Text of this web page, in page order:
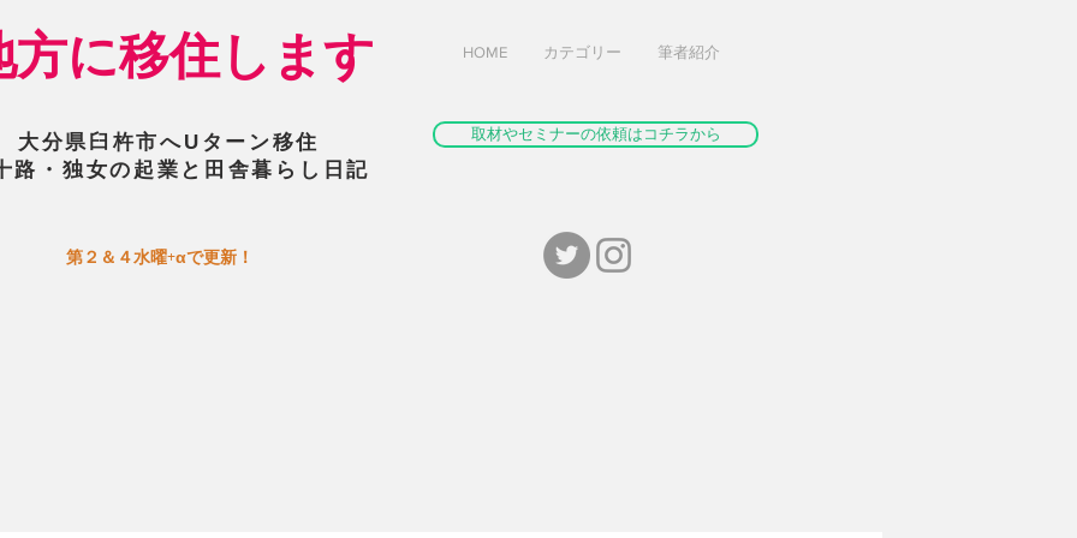
HOME カテゴリー 筆者紹介
方に移住します
大分県臼杵市へUターン移住
路・独女の起業と田舎暮らし日記
取材やセミナーの依頼はコチラから
​第２＆４水曜+αで更新！